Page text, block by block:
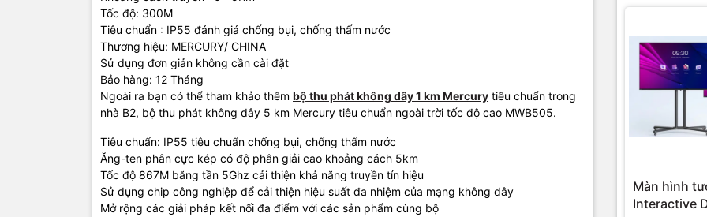
Tốc độ: 300M
Tiêu chuẩn : IP55 đánh giá chống bụi, chống thấm nước
Thương hiệu: MERCURY/ CHINA
Sử dụng đơn giản không cần cài đặt
Bảo hàng: 12 Tháng
Ngoài ra bạn có thể tham khảo thêm bộ thu phát không dây 1 km Mercury tiêu chuẩn trong
nhà B2, bộ thu phát không dây 5 km Mercury tiêu chuẩn ngoài trời tốc độ cao MWB505.
Tiêu chuẩn: IP55 tiêu chuẩn chống bụi, chống thấm nước
Ăng-ten phân cực kép có độ phân giải cao khoảng cách 5km
Tốc độ 867M băng tần 5Ghz cải thiện khả năng truyền tín hiệu
Sử dụng chip công nghiệp để cải thiện hiệu suất đa nhiệm của mạng không dây
Mở rộng các giải pháp kết nối đa điểm với các sản phẩm cùng bộ
Màn hình
Interactive